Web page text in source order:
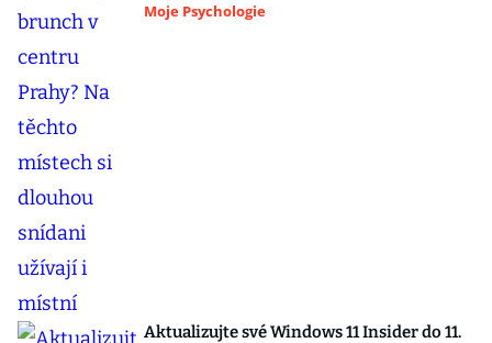
Moje Psychologie
Aktualizujte své Windows 11 Insider do 11.